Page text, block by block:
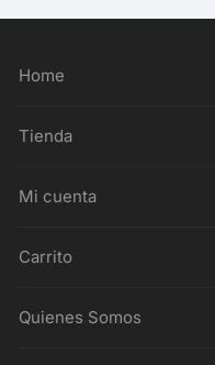
Home
Tienda
Mi cuenta
Carrito
Quienes Somos